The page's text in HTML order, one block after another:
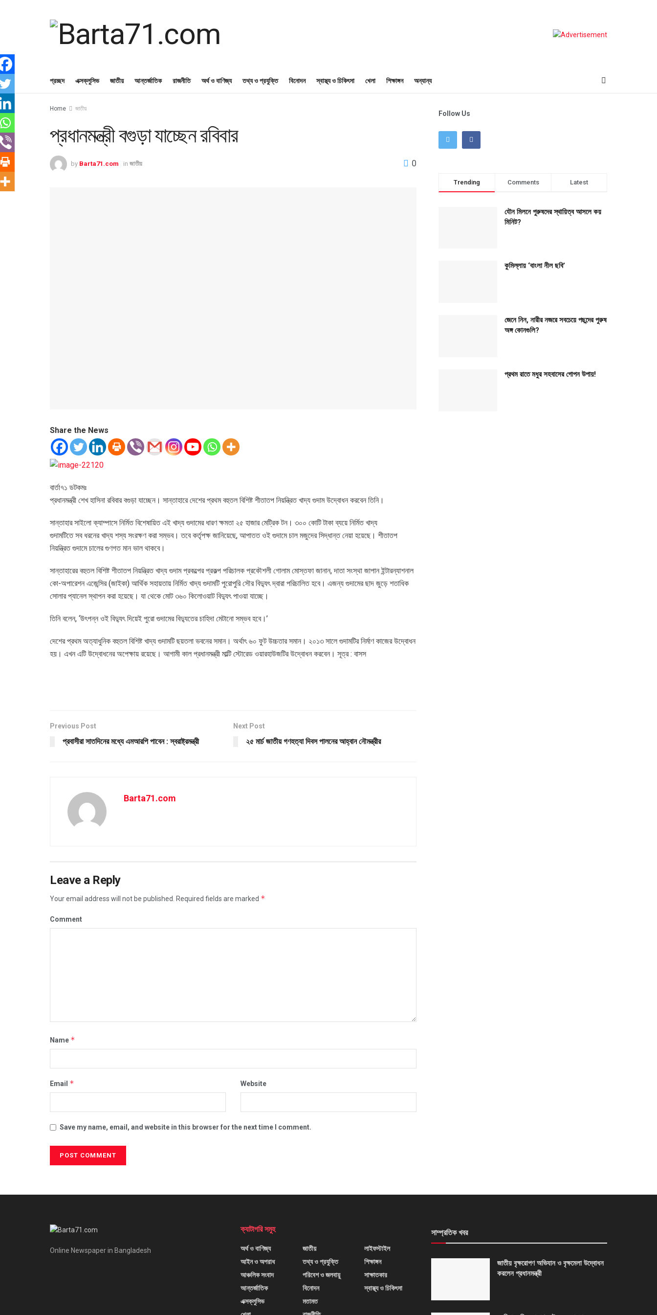
প্রচ্ছদ এক্সক্লুসিভ জাতীয় আন্তর্জাতিক রাজনীতি অর্থ ও বাণিজ্য তথ্য ও প্রযুক্তি বিনোদন স্বাস্থ্য ও চিকিৎসা খেলা শিক্ষাঙ্গন অন্যান্য
Home জাতীয়
প্রধানমন্ত্রী বগুড়া যাচ্ছেন রবিবার
by Barta71.com in জাতীয় 0
Share the News
বার্তা৭১ ডটকমঃ
প্রধানমন্ত্রী শেখ হাসিনা রবিবার বগুড়া যাচ্ছেন। সান্তাহারে দেশের প্রথম বহুতল বিশিষ্ট শীতাতপ নিয়ন্ত্রিত খাদ্য গুদাম উদ্বোধন করবেন তিনি।
সান্তাহার সাইলো ক্যাম্পাসে নির্মিত বিশেষায়িত এই খাদ্য গুদামের ধারণ ক্ষমতা ২৫ হাজার মেট্রিক টন। ৩০০ কোটি টাকা ব্যয়ে নির্মিত খাদ্য
গুদামটিতে সব ধরনের খাদ্য শস্য সংরক্ষণ করা সম্ভব। তবে কর্তৃপক্ষ জানিয়েছে, আপাতত ওই গুদামে চাল মজুদের সিদ্ধান্ত নেয়া হয়েছে। শীতাতপ
নিয়ন্ত্রিত গুদামে চালের গুণগত মান ভাল থাকবে।
সান্তাহারের বহুতল বিশিষ্ট শীতাতপ নিয়ন্ত্রিত খাদ্য গুদাম প্রকল্পের প্রকল্প পরিচালক প্রকৌশলী গোলাম মোস্তফা জানান, দাতা সংস্থা জাপান ইন্টারন্যাশনাল
কো-অপারেশন এজেন্সির (জাইকা) আর্থিক সহায়তায় নির্মিত খাদ্য গুদামটি পুরোপুরি সৌর বিদ্যুৎ দ্বারা পরিচালিত হবে। এজন্য গুদামের ছাদ জুড়ে শতাধিক
সোলার প্যানেল স্থাপন করা হয়েছে। যা থেকে মোট ৩৬০ কিলোওয়াট বিদ্যুৎ পাওয়া যাচ্ছে।
তিনি বলেন, ‘উৎপন্ন ওই বিদ্যুৎ দিয়েই পুরো গুদামের বিদ্যুতের চাহিদা মেটানো সম্ভব হবে।’
দেশের প্রথম অত্যাধুনিক বহুতল বিশিষ্ট খাদ্য গুদামটি ছয়তলা ভবনের সমান। অর্থাৎ ৬০ ফুট উচ্চতার সমান। ২০১৩ সালে গুদামটির নির্মাণ কাজের উদ্বোধন
হয়। এখন এটি উদ্বোধনের অপেক্ষায় রয়েছে। আগামী কাল প্রধানমন্ত্রী মাল্টি স্টোরেড ওয়ারহাউজটির উদ্বোধন করবেন। সূত্র : বাসস
Previous Post
প্রবাসীরা সাতদিনের মধ্যে এমআরপি পাবেন : স্বরাষ্ট্রমন্ত্রী
Next Post
২৫ মার্চ জাতীয় গণহত্যা দিবস পালনের আহ্বান নৌমন্ত্রীর
Barta71.com
Leave a Reply
Your email address will not be published. Required fields are marked *
Comment
Name *
Email * Website
Save my name, email, and website in this browser for the next time I comment.
Follow Us
Trending Comments Latest
যৌন মিলনে পুরুষদের স্থায়িত্ব আসলে কয়
মিনিট?
কুমিল্লায় ‘বাংলা নীল ছবি’
জেনে নিন, নারীর নজরে সবচেয়ে পছন্দের পুরুষ
অঙ্গ কোনগুলি?
প্রথম রাতে মধুর সহবাসের গোপন উপায়!
Online Newspaper in Bangladesh
ক্যাটাগরি সমুহ
অর্থ ও বাণিজ্য
আইন ও অপরাধ
আঞ্চলিক সংবাদ
আন্তর্জাতিক
এক্সক্লুসিভ
জাতীয়
তথ্য ও প্রযুক্তি
পরিবেশ ও জলবায়ু
বিনোদন
মতামত
লাইফস্টাইল
শিক্ষাঙ্গন
সাক্ষাতকার
স্বাস্থ্য ও চিকিৎসা
সাম্প্রতিক খবর
জাতীয় বৃক্ষরোপণ অভিযান ও বৃক্ষমেলা উদ্বোধন
করলেন প্রধানমন্ত্রী